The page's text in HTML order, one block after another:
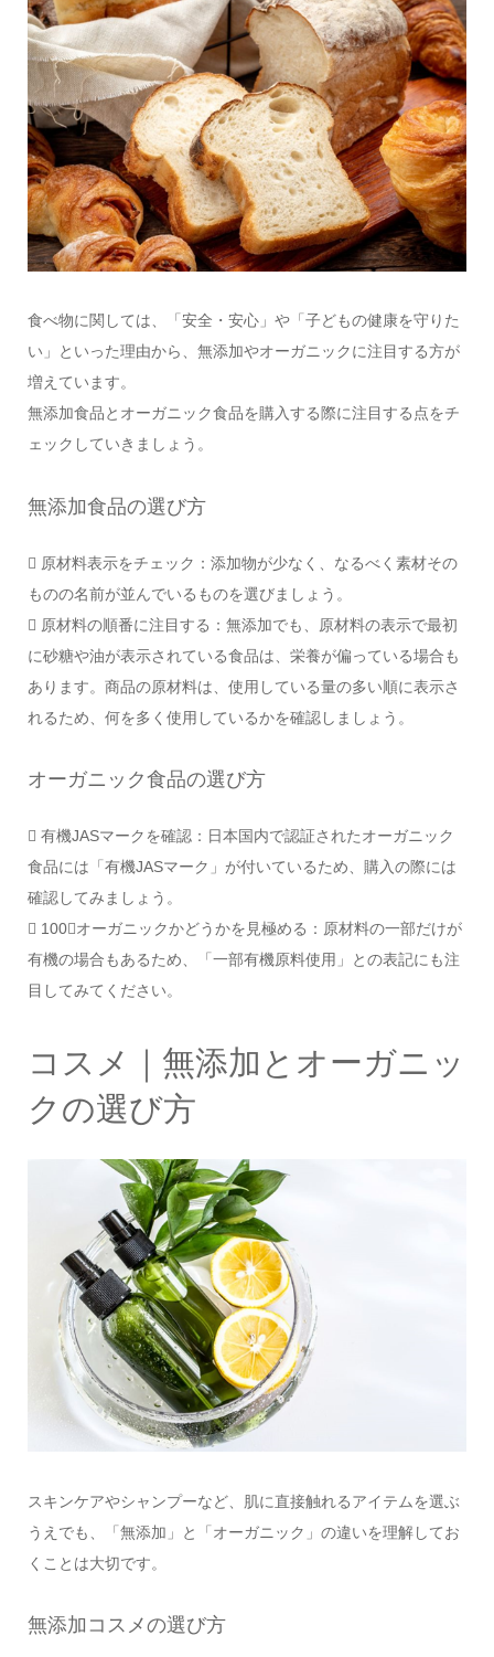
食べ物に関しては、「安全・安心」や「子どもの健康を守りた
い」といった理由から、無添加やオーガニックに注目する方が
増えています。
無添加食品とオーガニック食品を購入する際に注目する点をチ
ェックしていきましょう。
無添加食品の選び方
 原材料表示をチェック：添加物が少なく、なるべく素材その
ものの名前が並んでいるものを選びましょう。
 原材料の順番に注目する：無添加でも、原材料の表示で最初
に砂糖や油が表示されている食品は、栄養が偏っている場合も
あります。商品の原材料は、使用している量の多い順に表示さ
れるため、何を多く使用しているかを確認しましょう。
オーガニック食品の選び方
 有機JASマークを確認：日本国内で認証されたオーガニック
食品には「有機JASマーク」が付いているため、購入の際には
確認してみましょう。
 100％オーガニックかどうかを見極める：原材料の一部だけが
有機の場合もあるため、「一部有機原料使用」との表記にも注
目してみてください。
コスメ｜無添加とオーガニッ
クの選び方
スキンケアやシャンプーなど、肌に直接触れるアイテムを選ぶ
うえでも、「無添加」と「オーガニック」の違いを理解してお
くことは大切です。
無添加コスメの選び方